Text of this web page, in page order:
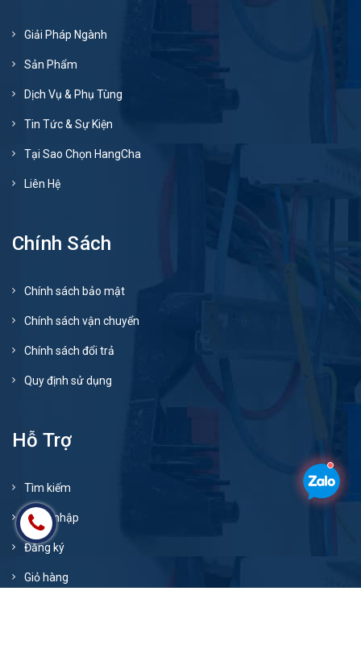
Giải Pháp Ngành
Sản Phẩm
Dịch Vụ & Phụ Tùng
Tin Tức & Sự Kiện
Tại Sao Chọn HangCha
Liên Hệ
Chính Sách
Chính sách bảo mật
Chính sách vận chuyển
Chính sách đổi trả
Quy định sử dụng
Hỗ Trợ
Tìm kiếm
Đăng nhập
Đăng ký
Giỏ hàng